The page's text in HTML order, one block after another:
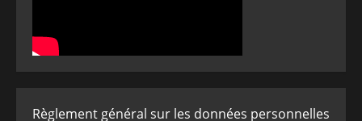
Règlement général sur les données personnelles